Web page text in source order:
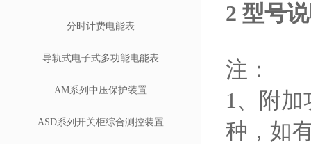
分时计费电能表
导轨式电子式多功能电能表
AM系列中压保护装置
ASD系列开关柜综合测控装置
2 型号
注：
1、附
种，如